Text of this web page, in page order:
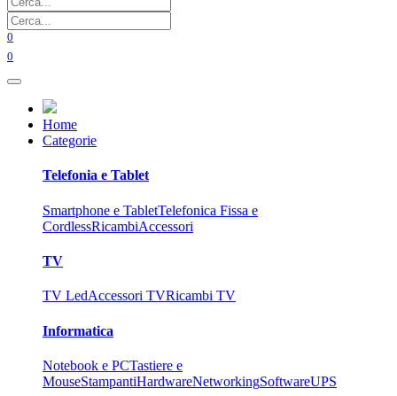
0
0
Home
Categorie
Telefonia e Tablet
Smartphone e TabletTelefonica Fissa e
CordlessRicambiAccessori
TV
TV LedAccessori TVRicambi TV
Informatica
Notebook e PCTastiere e
MouseStampantiHardwareNetworkingSoftwareUPS